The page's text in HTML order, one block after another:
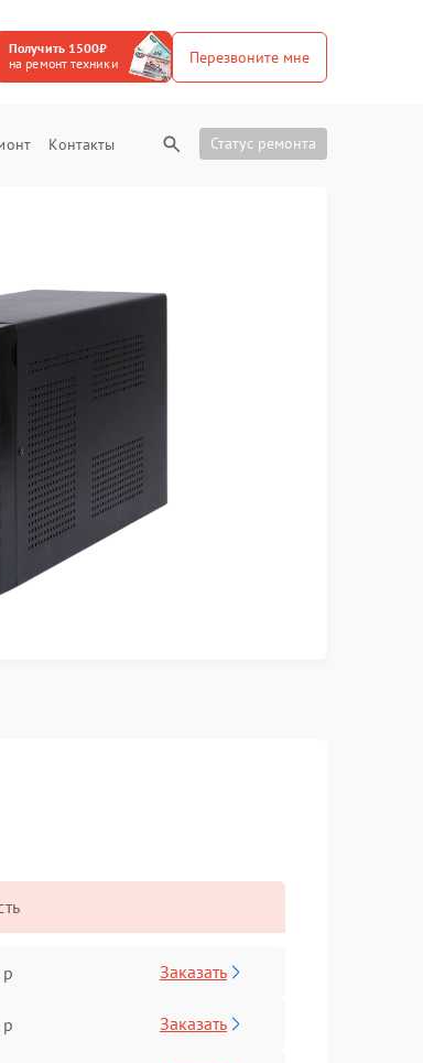
Получить 1500₽
на ремонт техники
Перезвоните мне
Контакты Статус ремонта
Заказать
Заказать